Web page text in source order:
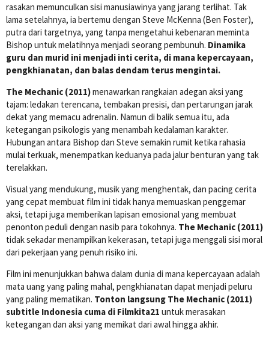
rasakan memunculkan sisi manusiawinya yang jarang terlihat. Tak
lama setelahnya, ia bertemu dengan Steve McKenna (Ben Foster),
putra dari targetnya, yang tanpa mengetahui kebenaran meminta
Bishop untuk melatihnya menjadi seorang pembunuh. Dinamika
guru dan murid ini menjadi inti cerita, di mana kepercayaan,
pengkhianatan, dan balas dendam terus mengintai.
The Mechanic (2011)menawarkan rangkaian adegan aksi yang
tajam: ledakan terencana, tembakan presisi, dan pertarungan jarak
dekat yang memacu adrenalin. Namun di balik semua itu, ada
ketegangan psikologis yang menambah kedalaman karakter.
Hubungan antara Bishop dan Steve semakin rumit ketika rahasia
mulai terkuak, menempatkan keduanya pada jalur benturan yang tak
terelakkan.
Visual yang mendukung, musik yang menghentak, dan pacing cerita
yang cepat membuat film ini tidak hanya memuaskan penggemar
aksi, tetapi juga memberikan lapisan emosional yang membuat
penonton peduli dengan nasib para tokohnya. The Mechanic (2011)
tidak sekadar menampilkan kekerasan, tetapi juga menggali sisi moral
dari pekerjaan yang penuh risiko ini.
Film ini menunjukkan bahwa dalam dunia di mana kepercayaan adalah
mata uang yang paling mahal, pengkhianatan dapat menjadi peluru
yang paling mematikan. Tonton langsung The Mechanic (2011)
subtitle Indonesia cuma di Filmkita21 untuk merasakan
ketegangan dan aksi yang memikat dari awal hingga akhir.